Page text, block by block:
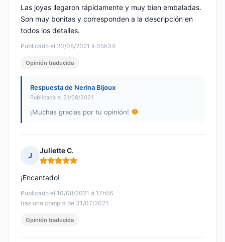
Publicado el 20/08/2021 à 05h34
Las joyas llegaron rápidamente y muy bien embaladas.
Son muy bonitas y corresponden a la descripción en
todos los detalles.
Opinión traducida
Respuesta de Nerina Bijoux
Publicada el 21/08/2021
¡Muchas gracias por tu opinión!
J
Juliette C.
Nota: 5 de 5
Publicado el 10/08/2021 à 17h56
tras una compra de 31/07/2021
¡Encantado!
Opinión traducida